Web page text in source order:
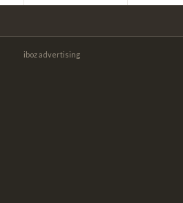
iboz advertising